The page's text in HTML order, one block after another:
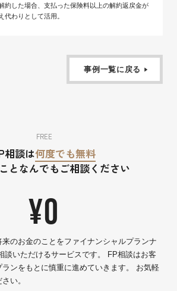
約した場合、支払った保険料以上の解約返戻金が
代わりとして活用。
事例一覧に戻る
FREE
相談は何度でも無料
となんでもご相談ください
のお金のことをファイナンシャルプランナ
談いただけるサービスです。 FP相談はお客
ンをもとに慎重に進めていきます。 お気軽
い。
¥0